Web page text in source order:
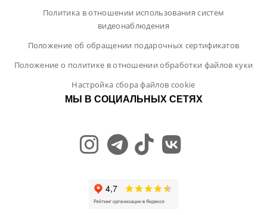
Политика в отношении использования систем
видеонаблюдения
Положение об обращении подарочных сертификатов
Положение о политике в отношении обработки файлов куки
Настройка сбора файлов cookie
МЫ В СОЦИАЛЬНЫХ СЕТЯХ